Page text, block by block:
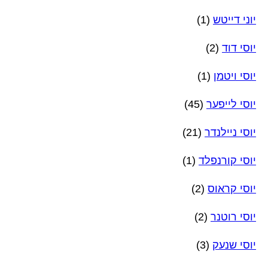
יוני דייטש (1)
יוסי דוד (2)
יוסי ויטמן (1)
יוסי לייפער (45)
יוסי ניילנדר (21)
יוסי קורנפלד (1)
יוסי קראוס (2)
יוסי רוטנר (2)
יוסי שנעק (3)